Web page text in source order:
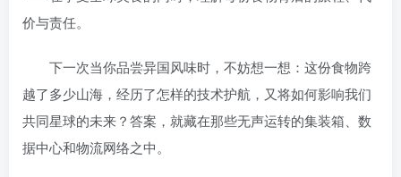
价与责任。
下一次当你品尝异国风味时，不妨想一想：这份食物跨
越了多少山海，经历了怎样的技术护航，又将如何影响我们
共同星球的未来？答案，就藏在那些无声运转的集装箱、数
据中心和物流网络之中。